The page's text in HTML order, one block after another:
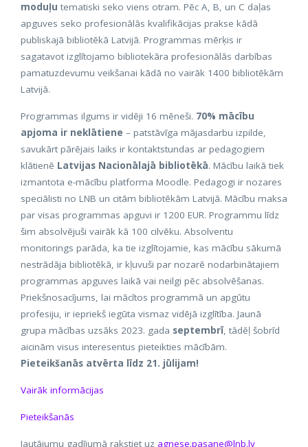
moduļu tematiski seko viens otram. Pēc A, B, un C daļas
apguves seko profesionālās kvalifikācijas prakse kādā
publiskajā bibliotēkā Latvijā. Programmas mērķis ir
sagatavot izglītojamo bibliotekāra profesionālās darbības
pamatuzdevumu veikšanai kādā no vairāk 1400 bibliotēkām
Latvijā.
Programmas ilgums ir vidēji 16 mēneši. 70% mācību
apjoma ir neklātiene – patstāvīga mājasdarbu izpilde,
savukārt pārējais laiks ir kontaktstundas ar pedagogiem
klātienē Latvijas Nacionālajā bibliotēkā. Mācību laikā tiek
izmantota e-mācību platforma Moodle. Pedagogi ir nozares
speciālisti no LNB un citām bibliotēkām Latvijā. Mācību maksa
par visas programmas apguvi ir 1200 EUR. Programmu līdz
šim absolvējuši vairāk kā 100 cilvēku. Absolventu
monitorings parāda, ka tie izglītojamie, kas mācību sākumā
nestrādāja bibliotēkā, ir kļuvuši par nozarē nodarbinātajiem
programmas apguves laikā vai neilgi pēc absolvēšanas.
Priekšnosacījums, lai mācītos programmā un apgūtu
profesiju, ir iepriekš iegūta vismaz vidējā izglītība. Jaunā
grupa mācības uzsāks 2023. gada septembrī, tādēļ šobrīd
aicinām visus interesentus pieteikties mācībām.
Pieteikšanās atvērta līdz 21. jūlijam!
Vairāk informācijas
Pieteikšanās
Jautājumu gadījumā rakstiet uz agnese.pasane@lnb.lv